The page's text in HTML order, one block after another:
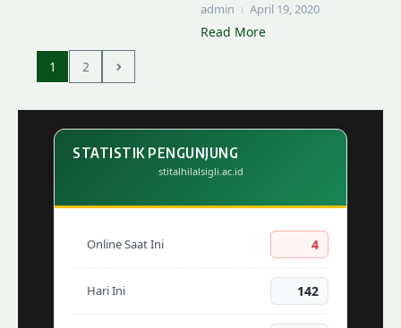
admin April 19, 2020
Read More
1 2
STATISTIK PENGUNJUNG
stitalhilalsigli.ac.id
Online Saat Ini 4
Hari Ini 142